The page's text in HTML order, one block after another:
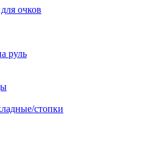
очков
руль
стопки